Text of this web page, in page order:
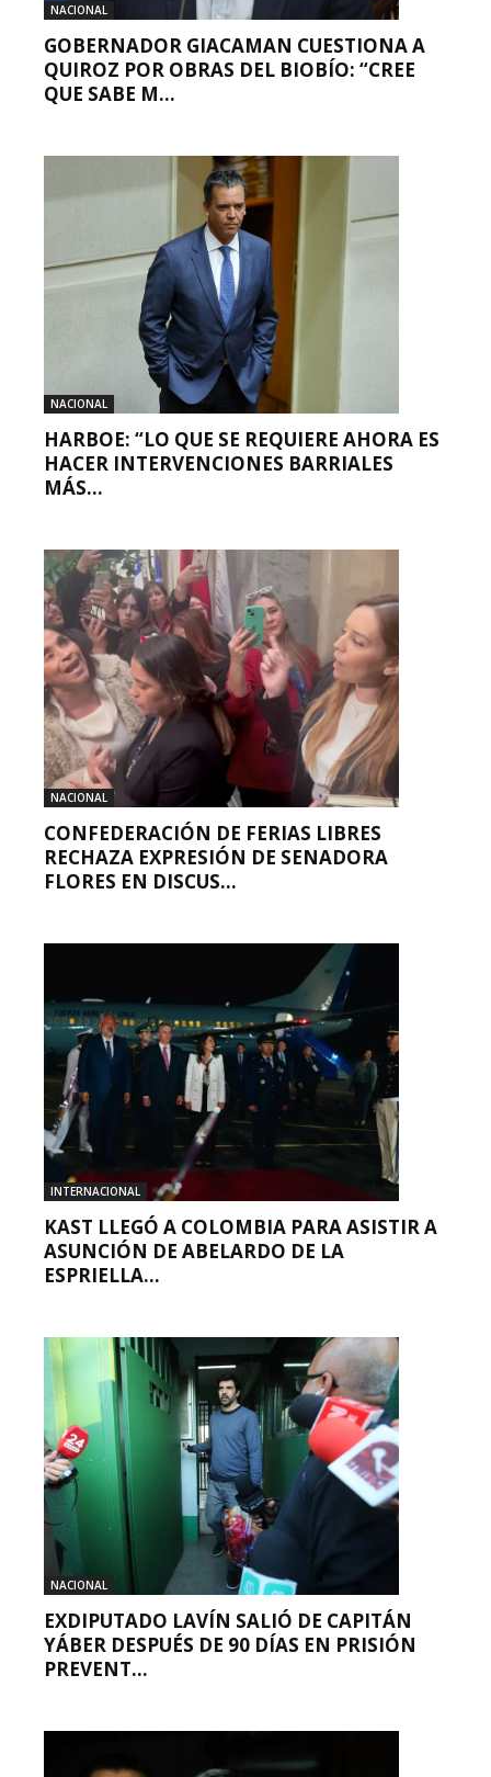
NACIONAL
GOBERNADOR GIACAMAN CUESTIONA A
QUIROZ POR OBRAS DEL BIOBÍO: “CREE
QUE SABE M...
NACIONAL
HARBOE: “LO QUE SE REQUIERE AHORA ES
HACER INTERVENCIONES BARRIALES
MÁS...
NACIONAL
CONFEDERACIÓN DE FERIAS LIBRES
RECHAZA EXPRESIÓN DE SENADORA
FLORES EN DISCUS...
INTERNACIONAL
KAST LLEGÓ A COLOMBIA PARA ASISTIR A
ASUNCIÓN DE ABELARDO DE LA
ESPRIELLA...
NACIONAL
EXDIPUTADO LAVÍN SALIÓ DE CAPITÁN
YÁBER DESPUÉS DE 90 DÍAS EN PRISIÓN
PREVENT...